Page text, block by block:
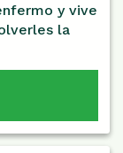
y vive
la